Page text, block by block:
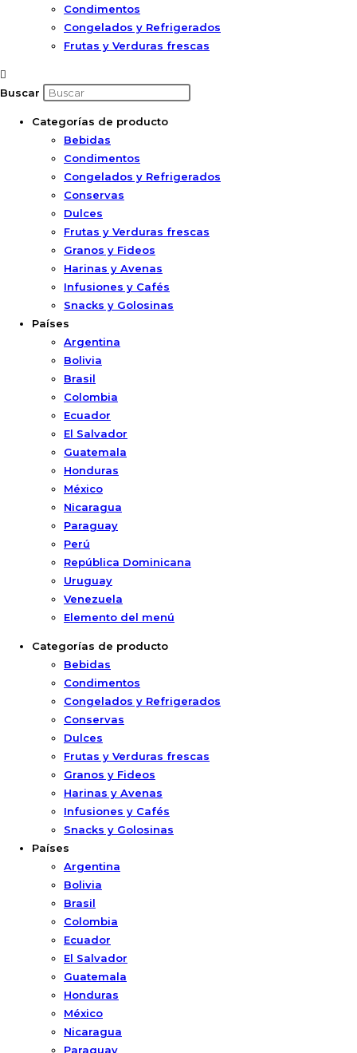
Condimentos
Congelados y Refrigerados
Frutas y Verduras frescas
Buscar
Categorías de producto
Bebidas
Condimentos
Congelados y Refrigerados
Conservas
Dulces
Frutas y Verduras frescas
Granos y Fideos
Harinas y Avenas
Infusiones y Cafés
Snacks y Golosinas
Países
Argentina
Bolivia
Brasil
Colombia
Ecuador
El Salvador
Guatemala
Honduras
México
Nicaragua
Paraguay
Perú
República Dominicana
Uruguay
Venezuela
Elemento del menú
Categorías de producto
Bebidas
Condimentos
Congelados y Refrigerados
Conservas
Dulces
Frutas y Verduras frescas
Granos y Fideos
Harinas y Avenas
Infusiones y Cafés
Snacks y Golosinas
Países
Argentina
Bolivia
Brasil
Colombia
Ecuador
El Salvador
Guatemala
Honduras
México
Nicaragua
Paraguay